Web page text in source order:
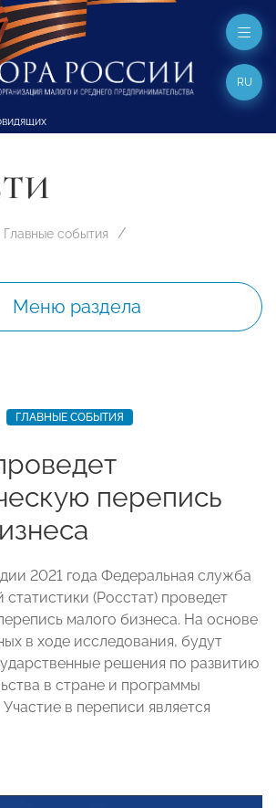
RU
Главные события
Меню раздела
ГЛАВНЫЕ СОБЫТИЯ
перепись
2021 года Федеральная служба
статистики (Росстат) проведет
малого бизнеса. На основе
в ходе исследования, будут
решения по развитию
в стране и программы
в переписи является